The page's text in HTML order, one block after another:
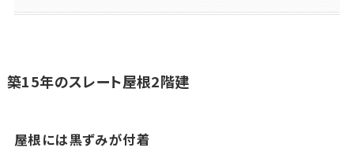
築15年のスレート屋根2階建
屋根には黒ずみが付着